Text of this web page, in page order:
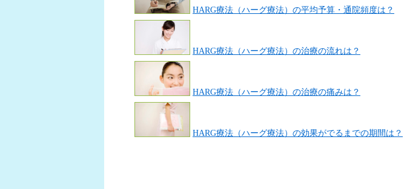
HARG療法（ハーグ療法）の平均予算・通院頻度は？
HARG療法（ハーグ療法）の治療の流れは？
HARG療法（ハーグ療法）の治療の痛みは？
HARG療法（ハーグ療法）の効果がでるまでの期間は？